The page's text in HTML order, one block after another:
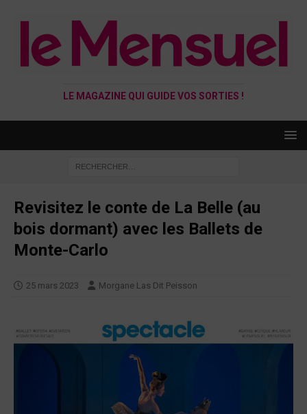
LE MAGAZINE QUI GUIDE VOS SORTIES !
Revisitez le conte de La Belle (au
bois dormant) avec les Ballets de
Monte-Carlo
25 mars 2023 Morgane Las Dit Peisson